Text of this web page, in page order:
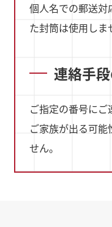
個人名での郵送対
た封筒は使用しま
連絡手
ご指定の番号にご
ご家族が出る可
せん。